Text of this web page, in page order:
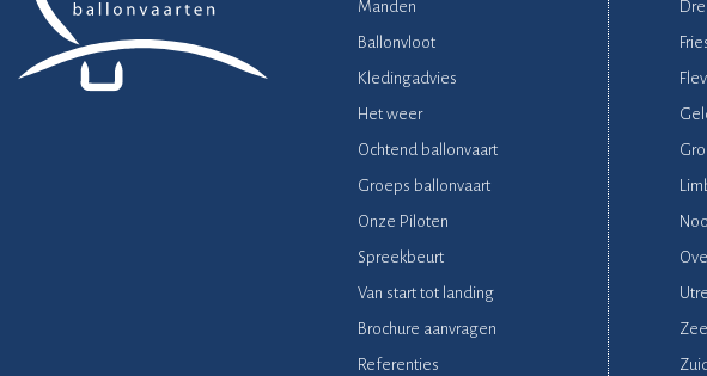
Manden
Ballonvloot
Kledingadvies
Het weer
Ochtend ballonvaart
Groeps ballonvaart
Onze Piloten
Spreekbeurt
Van start tot landing
Brochure aanvragen
Referenties